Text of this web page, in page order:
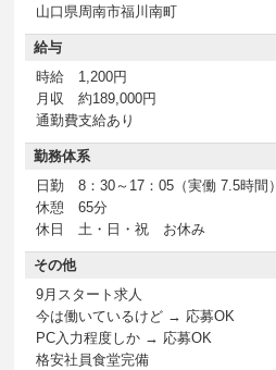
山口県周南市福川南町
給与
時給 1,200円
月収 約189,000円
通勤費支給あり
勤務体系
日勤 8：30～17：05（実働 7.5時間）
休憩 65分
休日 土・日・祝 お休み
その他
9月スタート求人
今は働いているけど → 応募OK
PC入力程度しか → 応募OK
格安社員食堂完備